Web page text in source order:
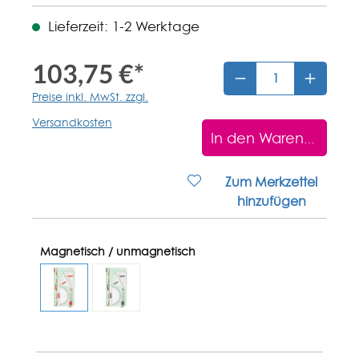
Lieferzeit: 1-2 Werktage
103,75 €*
Preise inkl. MwSt. zzgl.
Versandkosten
In den Warenkorb
Zum Merkzettel
hinzufügen
Magnetisch / unmagnetisch